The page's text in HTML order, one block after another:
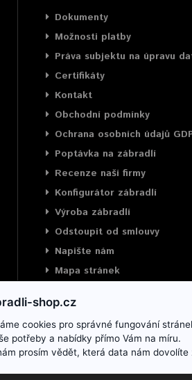
Dokumenty
Možnosti platby
Práva subjektu na úpravu
Certifikáty
Kontakt
Obchodní podmínky
Ochrana osobních údajů
Poptávka na zábradlí
Recenze naší firmy
Konfigurátor zábradlí
Výroba zábradlí
Odstoupit od smlouvy
Napište nám
Mapa stránek
Reklamace Mapa stránek
cookies pro správné fungování
potřeby a nabídky přímo Vám na míru.
prosím vědět, která data nám dovolíte